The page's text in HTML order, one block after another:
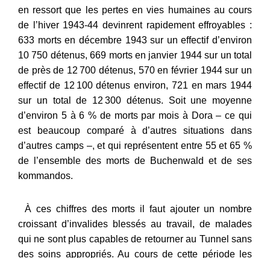
en ressort que les pertes en vies humaines au cours
de l’hiver 1943-44 devinrent rapidement effroyables :
633 morts en décembre 1943 sur un effectif d’environ
10 750 détenus, 669 morts en janvier 1944 sur un total
de près de 12 700 détenus, 570 en février 1944 sur un
effectif de 12 100 détenus environ, 721 en mars 1944
sur un total de 12 300 détenus. Soit une moyenne
d’environ 5 à 6 % de morts par mois à Dora – ce qui
est beaucoup comparé à d’autres situations dans
d’autres camps –, et qui représentent entre 55 et 65 %
de l’ensemble des morts de Buchenwald et de ses
kommandos.
À ces chiffres des morts il faut ajouter un nombre
croissant d’invalides blessés au travail, de malades
qui ne sont plus capables de retourner au Tunnel sans
des soins appropriés. Au cours de cette période les